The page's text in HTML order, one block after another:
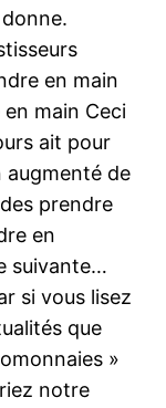
en main
main Ceci
ait pour
augmenté de
prendre
en
suivante…
si vous lisez
que
»
notre